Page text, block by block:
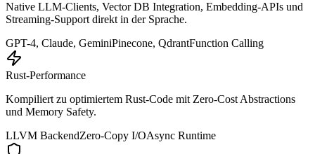
Native LLM-Clients, Vector DB Integration, Embedding-APIs und
Streaming-Support direkt in der Sprache.
GPT-4, Claude, GeminiPinecone, QdrantFunction Calling
Rust-Performance
Kompiliert zu optimiertem Rust-Code mit Zero-Cost Abstractions
und Memory Safety.
LLVM BackendZero-Copy I/OAsync Runtime